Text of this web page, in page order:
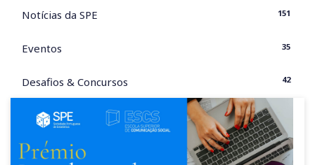
Notícias da SPE 151
Eventos 35
Desafios & Concursos 42